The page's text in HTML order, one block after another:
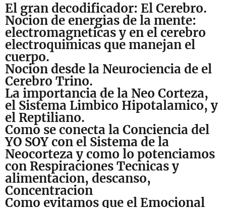
El gran decodificador: El Cerebro.
Nocion de energias de la mente:
electromagneticas y en el cerebro
electroquimicas que manejan el
cuerpo.
Nocion desde la Neurociencia de el
Cerebro Trino.
La importancia de la Neo Corteza,
el Sistema Limbico Hipotalamico, y
el Reptiliano.
Como se conecta la Conciencia del
YO SOY con el Sistema de la
Neocorteza y como lo potenciamos
con Respiraciones Tecnicas y
alimentacion, descanso,
Concentracion
Como evitamos que el Emocional